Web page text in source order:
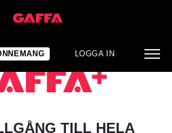
LOGGA IN
TILL HELA